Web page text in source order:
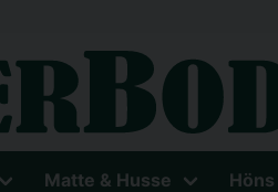
Matte & Husse Höns